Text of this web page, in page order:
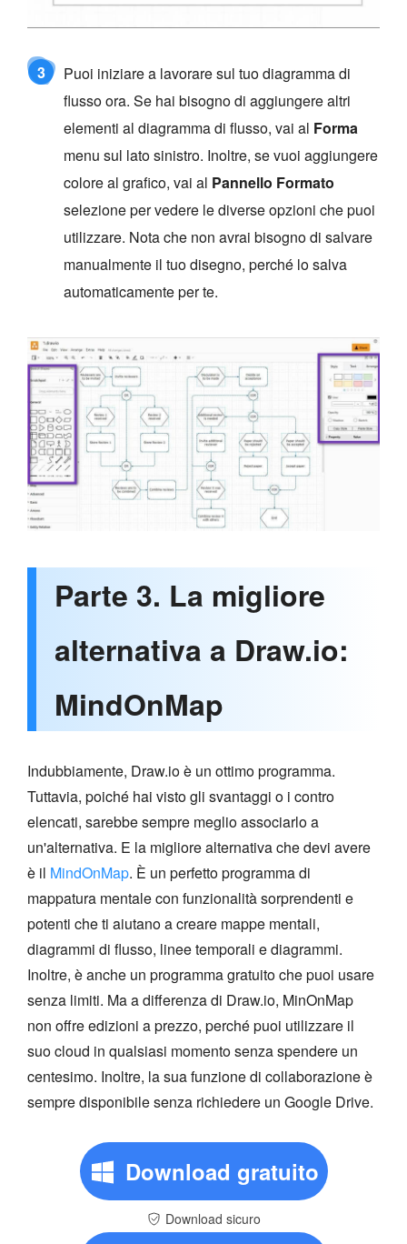
3
Puoi iniziare a lavorare sul tuo diagramma di
flusso ora. Se hai bisogno di aggiungere altri
elementi al diagramma di flusso, vai al Forma
menu sul lato sinistro. Inoltre, se vuoi aggiungere
colore al grafico, vai al Pannello Formato
selezione per vedere le diverse opzioni che puoi
utilizzare. Nota che non avrai bisogno di salvare
manualmente il tuo disegno, perché lo salva
automaticamente per te.
Parte 3. La migliore
alternativa a Draw.io:
MindOnMap
Indubbiamente, Draw.io è un ottimo programma.
Tuttavia, poiché hai visto gli svantaggi o i contro
elencati, sarebbe sempre meglio associarlo a
un'alternativa. E la migliore alternativa che devi avere
è il MindOnMap. È un perfetto programma di
mappatura mentale con funzionalità sorprendenti e
potenti che ti aiutano a creare mappe mentali,
diagrammi di flusso, linee temporali e diagrammi.
Inoltre, è anche un programma gratuito che puoi usare
senza limiti. Ma a differenza di Draw.io, MinOnMap
non offre edizioni a prezzo, perché puoi utilizzare il
suo cloud in qualsiasi momento senza spendere un
centesimo. Inoltre, la sua funzione di collaborazione è
sempre disponibile senza richiedere un Google Drive.
Download gratuito
Download sicuro